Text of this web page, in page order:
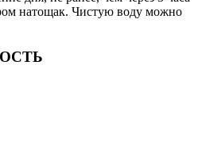
натощак. Чистую воду можно